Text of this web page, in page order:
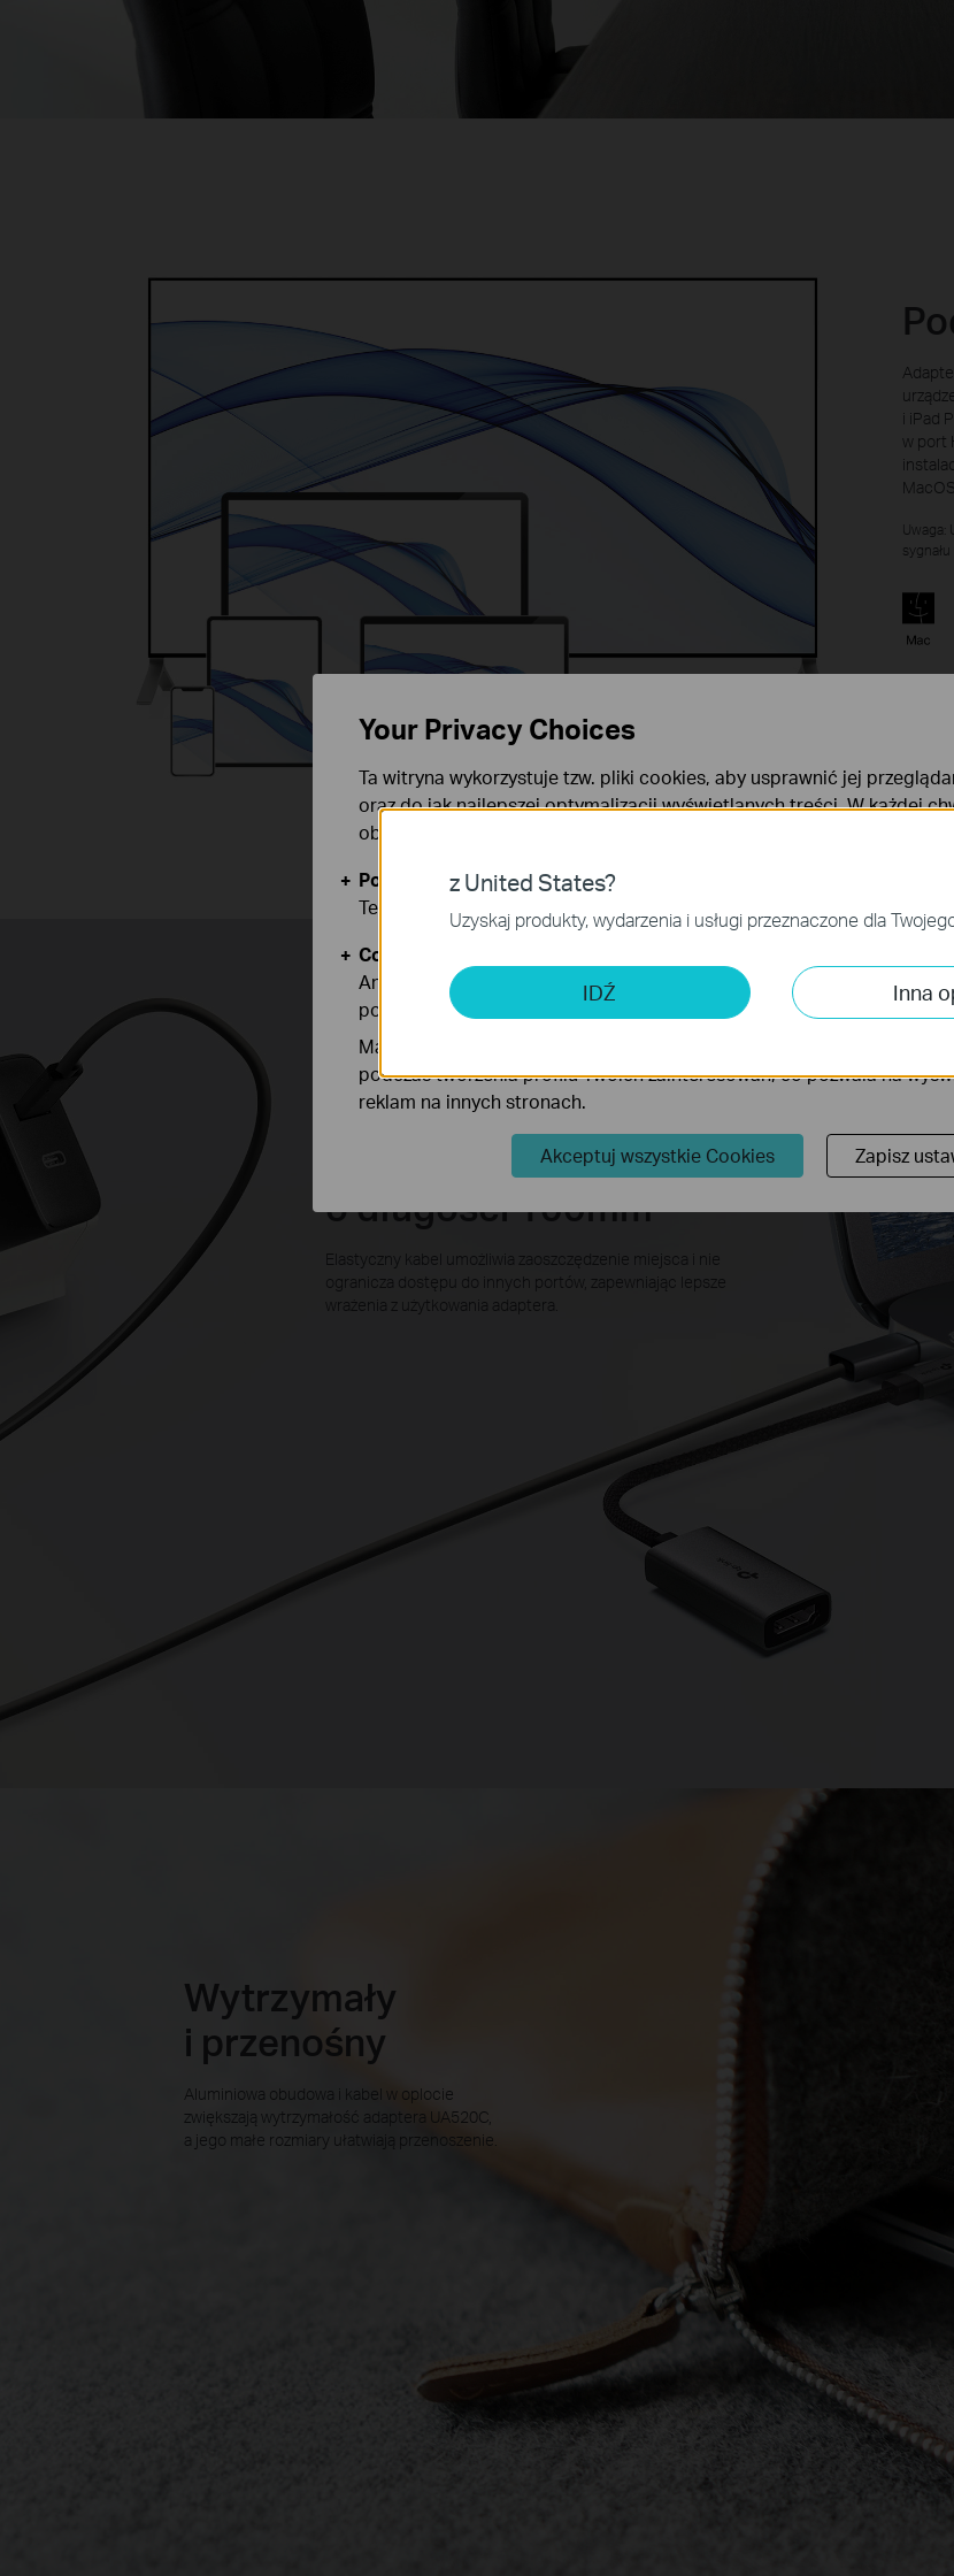
i iPad
w port
Uwaga:
Kabel w oplocie
o długości 100mm
Elastyczny kabel umożliwia zaoszczędzenie miejsca i nie
ogranicza dostępu do innych portów, zapewniając lepsze
wrażenia z użytkowania adaptera.
Wytrzymały
i przenośny
Aluminiowa obudowa i kabel w oplocie
zwiększają wytrzymałość adaptera UA520C,
a jego małe rozmiary ułatwiają przenoszenie.
z United States?
Uzyskaj produkty, wydarzenia i usługi przeznaczone dla
IDŹ Inna
Your Privacy Choices
Ta witryna wykorzystuje tzw. pliki cookies, aby usprawnić jej
oraz do jak najlepszej optymalizacji wyświetlanych treści. W każdej
obsługę plików cookies. Więcej informacji na ten temat dostępnych
Podstawowe Cookies
Te pliki cookies niezbędne są do poprawnego działania witryny i nie
Cookies dotyczące analizy i marketingu
Analiza - Te pliki Cookies są wykorzystywane w celu analizy ruchu na
poprawę i dostosowanie wyświetlanych treści.
Marketing - Te pliki Cookies mogą być wykorzystywane przez naszych
podczas tworzenia profilu Twoich zainteresowań, co pozwala na
reklam na innych stronach.
Akceptuj wszystkie Cookies Zapisz